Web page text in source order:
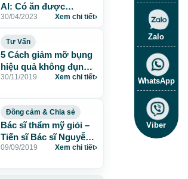
AI: Có ăn được
không?
30/04/2023 Xem chi tiết›
Tư Vấn
5 Cách giảm mỡ bụng
hiệu quả không đụng
dao kéo
30/11/2019 Xem chi tiết›
Đồng cảm & Chia sẻ
Bác sĩ thẩm mỹ giỏi –
Tiến sĩ Bác sĩ Nguyễn
Phan Tú Dung
09/09/2019 Xem chi tiết›
Zalo
WhatsApp
Viber